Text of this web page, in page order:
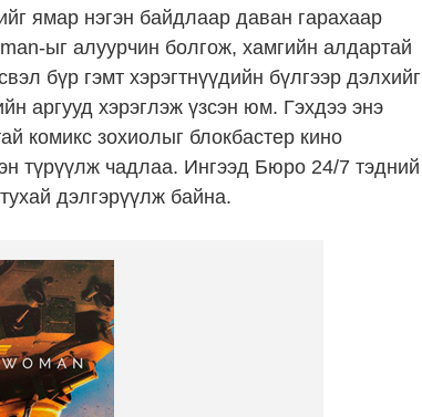
ямар нэгэн байдлаар даван гарахаар
ыг алуурчин болгож, хамгийн алдартай
бүр гэмт хэрэгтнүүдийн бүлгээр дэлхийг
аргууд хэрэглэж үзсэн юм. Гэхдээ энэ
комикс зохиолыг блокбастер кино
түрүүлж чадлаа. Ингээд Бюро 24/7 тэдний
дэлгэрүүлж байна.